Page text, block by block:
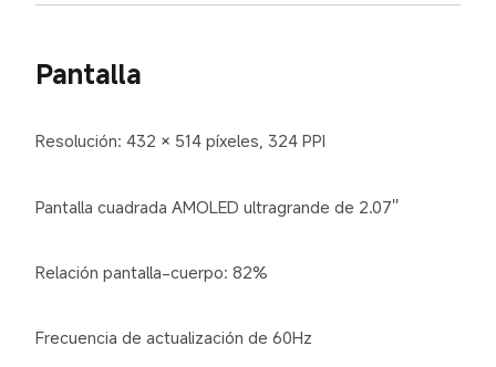
Pantalla
Resolución: 432 × 514 píxeles, 324 PPI
Pantalla cuadrada AMOLED ultragrande de 2.07''
Relación pantalla-cuerpo: 82%
Frecuencia de actualización de 60Hz